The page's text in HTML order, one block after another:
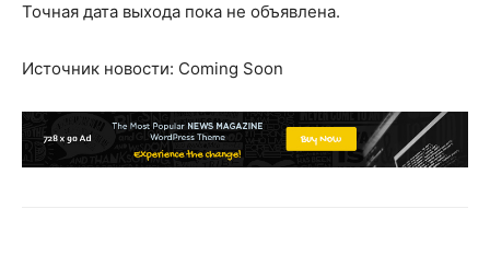
Точная дата выхода пока не объявлена.
Источник новости: Coming Soon